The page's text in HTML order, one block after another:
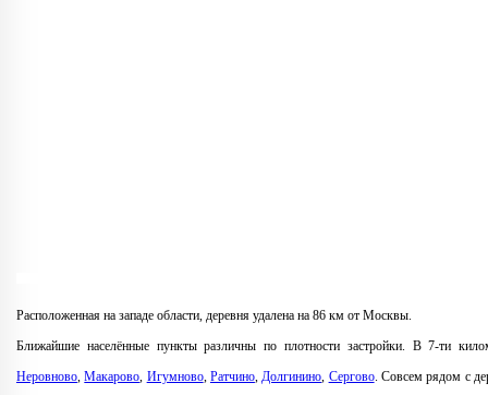
Расположенная на западе области, деревня удалена на 86 км от Москвы.
Ближайшие населённые пункты различны по плотности застройки. В 7-ти
Неровново,Макарово, Игумново, Ратчино,Долгинино, Сергово. Совсем рядом с